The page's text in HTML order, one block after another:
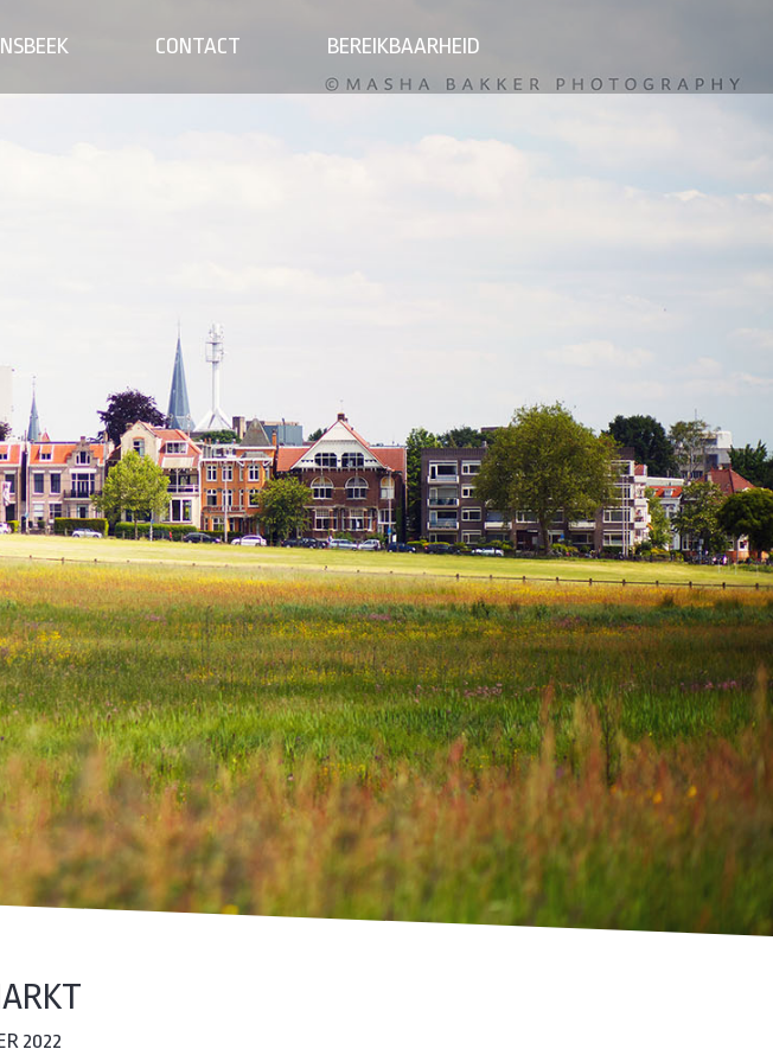
2022
CONTACT BEREIKBAARHEID